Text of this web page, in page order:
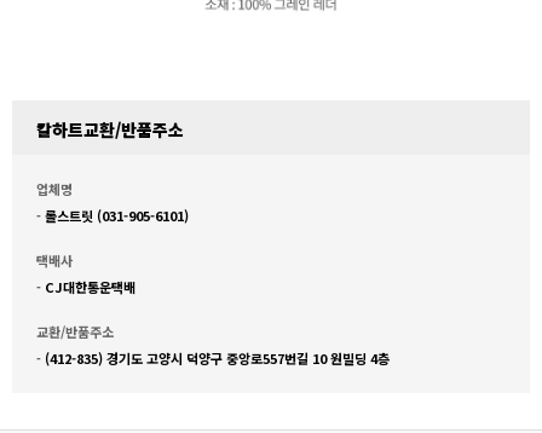
칼하트교환/반품주소
업체명
-롤스트릿 (031-905-6101)
택배사
- CJ대한통운택배
교환/반품주소
- (412-835) 경기도 고양시 덕양구 중앙로557번길 10 원빌딩 4층